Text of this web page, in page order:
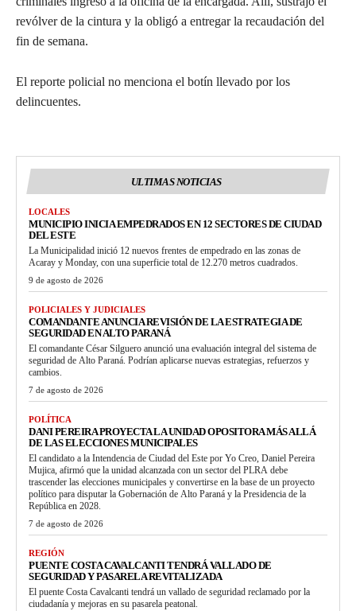
revólver de la cintura y la obligó a entregar la recaudación del
fin de semana.
El reporte policial no menciona el botín llevado por los
delincuentes.
ULTIMAS NOTICIAS
LOCALES
MUNICIPIO INICIA EMPEDRADOS EN 12 SECTORES DE CIUDAD
DEL ESTE
La Municipalidad inició 12 nuevos frentes de empedrado en las zonas de
Acaray y Monday, con una superficie total de 12.270 metros cuadrados.
9 de agosto de 2026
POLICIALES Y JUDICIALES
COMANDANTE ANUNCIA REVISIÓN DE LA ESTRATEGIA DE
SEGURIDAD EN ALTO PARANÁ
El comandante César Silguero anunció una evaluación integral del sistema de
seguridad de Alto Paraná. Podrían aplicarse nuevas estrategias, refuerzos y
cambios.
7 de agosto de 2026
POLÍTICA
DANI PEREIRA PROYECTA LA UNIDAD OPOSITORA MÁS ALLÁ
DE LAS ELECCIONES MUNICIPALES
El candidato a la Intendencia de Ciudad del Este por Yo Creo, Daniel Pereira
Mujica, afirmó que la unidad alcanzada con un sector del PLRA debe
trascender las elecciones municipales y convertirse en la base de un proyecto
político para disputar la Gobernación de Alto Paraná y la Presidencia de la
República en 2028.
7 de agosto de 2026
REGIÓN
PUENTE COSTA CAVALCANTI TENDRÁ VALLADO DE
SEGURIDAD Y PASARELA REVITALIZADA
El puente Costa Cavalcanti tendrá un vallado de seguridad reclamado por la
ciudadanía y mejoras en su pasarela peatonal.